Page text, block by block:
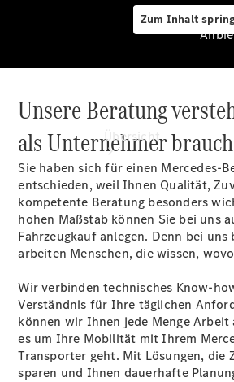
Zum Inhalt
Anbieter
Übersicht
Ansprechpartner
finden
Probefahrt
vereinbaren
Beratung
vereinbaren
Unsere Beratung
als Unternehmer
Sie haben sich für einen Mercedes-
entschieden, weil Ihnen Qualität,
kompetente Beratung besonders
hohen Maßstab können Sie bei uns
Fahrzeugkauf anlegen. Denn bei uns
arbeiten Menschen, die wissen,
Wir verbinden technisches Know-
Verständnis für Ihre täglichen
können wir Ihnen jede Menge Arbeit
es um Ihre Mobilität mit Ihrem
Transporter geht. Mit Lösungen, die
sparen und Ihnen dauerhafte